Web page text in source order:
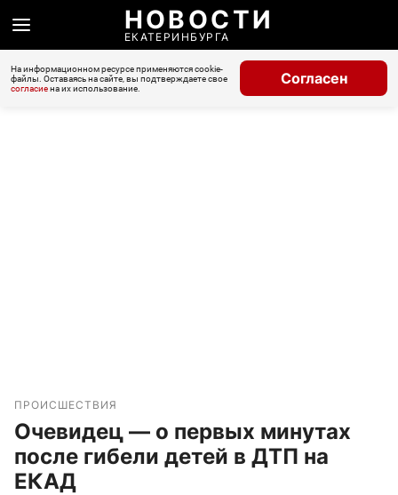
НОВОСТИ
ЕКАТЕРИНБУРГА
На информационном ресурсе применяются cookie-
файлы. Оставаясь на сайте, вы подтверждаете свое
согласиена их использование.
Согласен
ПРОИСШЕСТВИЯ
Очевидец — о первых минутах
после гибели детей в ДТП на
ЕКАД